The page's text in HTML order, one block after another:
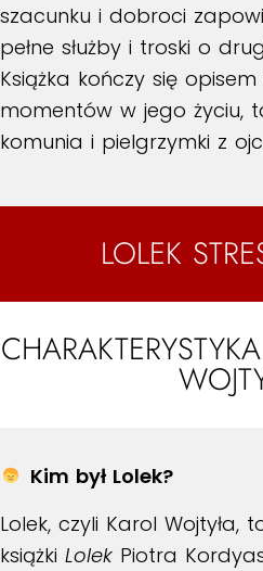
szacunku i dobroci
pełne służby i troski o
Książka kończy się
momentów w jego życiu,
komunia i pielgrzymki z
LOLEK
Kim był Lolek?
Lolek, czyli Karol Wojtyła,
książki Lolek Piotra